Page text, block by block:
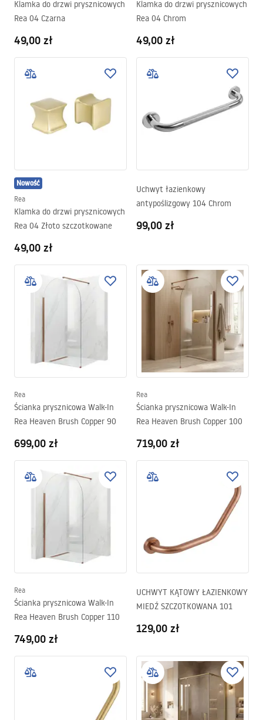
Klamka do drzwi prysznicowych
Rea 04 Czarna
49,00 zł
Klamka do drzwi prysznicowych
Rea 04 Chrom
49,00 zł
Nowość
Rea
Klamka do drzwi prysznicowych
Rea 04 Złoto szczotkowane
49,00 zł
Uchwyt łazienkowy
antypoślizgowy 104 Chrom
99,00 zł
Rea
Ścianka prysznicowa Walk-In
Rea Heaven Brush Copper 90
699,00 zł
Rea
Ścianka prysznicowa Walk-In
Rea Heaven Brush Copper 100
719,00 zł
Rea
Ścianka prysznicowa Walk-In
Rea Heaven Brush Copper 110
749,00 zł
UCHWYT KĄTOWY ŁAZIENKOWY
MIEDŹ SZCZOTKOWANA 101
129,00 zł